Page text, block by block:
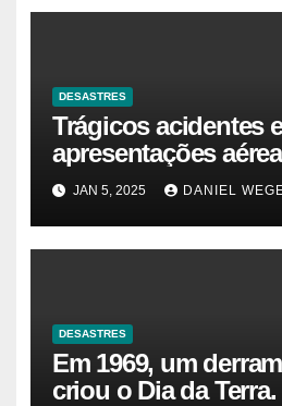
DESASTRES
Trágicos acidentes
apresentações
JAN 5, 2025 DANIEL
DESASTRES
Em 1969, um
criou o Dia da